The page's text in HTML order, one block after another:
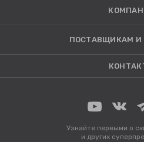
ПОСТАВЩИКАМ И
Узнайте первыми о
и других